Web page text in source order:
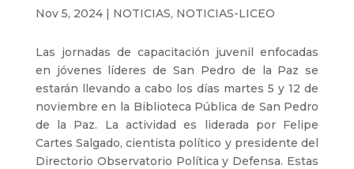
Nov 5, 2024| NOTICIAS, NOTICIAS-LICEO
Las jornadas de capacitación juvenil enfocadas
en jóvenes líderes de San Pedro de la Paz se
estarán llevando a cabo los días martes 5 y 12 de
noviembre en la Biblioteca Pública de San Pedro
de la Paz. La actividad es liderada por Felipe
Cartes Salgado, cientista político y presidente del
Directorio Observatorio Política y Defensa. Estas